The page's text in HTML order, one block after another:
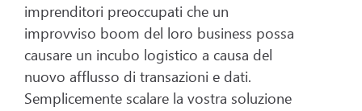
imprenditori preoccupati che un
improvviso boom del loro business possa
causare un incubo logistico a causa del
nuovo afflusso di transazioni e dati.
Semplicemente scalare la vostra soluzione